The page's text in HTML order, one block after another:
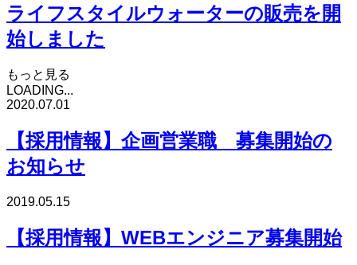
ライフスタイルウォーターの販売を開
始しました
もっと見る
LOADING...
2020.07.01
【採用情報】企画営業職 募集開始の
お知らせ
2019.05.15
【採用情報】WEBエンジニア募集開始